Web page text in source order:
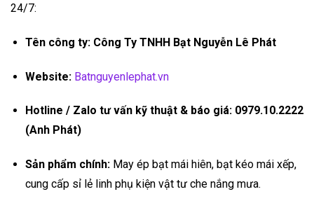
24/7:
Tên công ty: Công Ty TNHH Bạt Nguyễn Lê Phát
Website: Batnguyenlephat.vn
Hotline / Zalo tư vấn kỹ thuật & báo giá: 0979.10.2222
(Anh Phát)
Sản phẩm chính:May ép bạt mái hiên, bạt kéo mái xếp,
cung cấp sỉ lẻ linh phụ kiện vật tư che nắng mưa.